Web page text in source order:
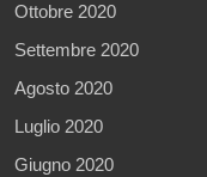
Ottobre 2020
Settembre 2020
Agosto 2020
Luglio 2020
Giugno 2020